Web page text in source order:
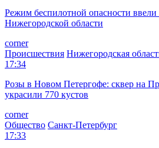
Режим беспилотной опасности ввели
Нижегородской области
corner
Происшествия Нижегородская
17:34
Розы в Новом Петергофе: сквер на
украсили 770 кустов
corner
Общество Санкт-Петербург
17:33